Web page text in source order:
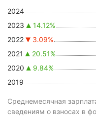
2024
2023
14.12%
2022
3.09%
2021
20.51%
2020
9.84%
2019
Среднемесячная
сведениям о взносах в